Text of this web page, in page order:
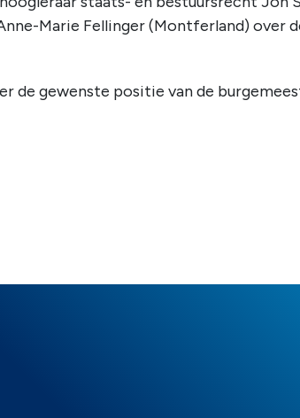
Marie Fellinger (Montferland) over
de gewenste positie van de